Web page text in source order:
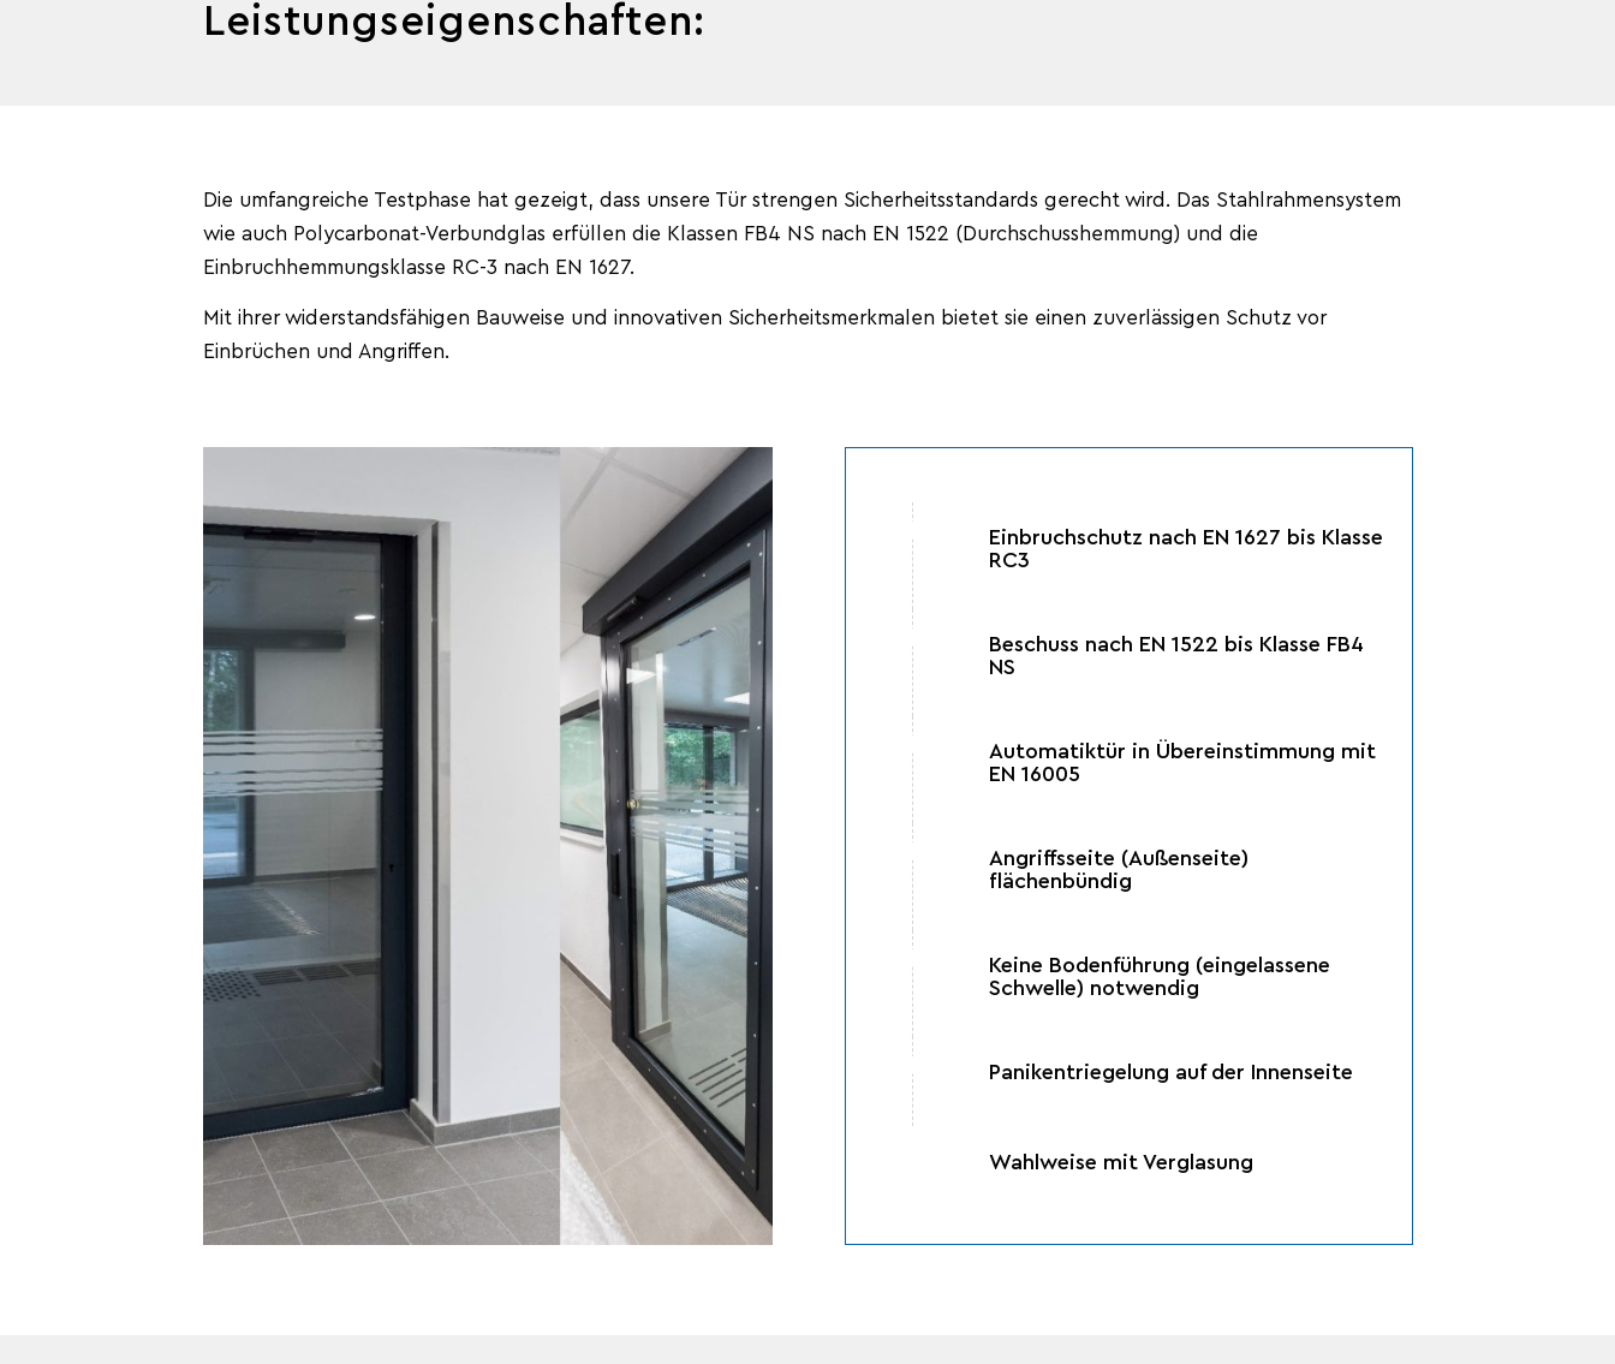
Leistungseigenschaften:
Die umfangreiche Testphase hat gezeigt, dass unsere Tür strengen Sicherheitsstandards gerecht wird. Das Stahlrahmensystem
wie auch Polycarbonat-Verbundglas erfüllen die Klassen FB4 NS nach EN 1522 (Durchschusshemmung) und die
Einbruchhemmungsklasse RC-3 nach EN 1627.
Mit ihrer widerstandsfähigen Bauweise und innovativen Sicherheitsmerkmalen bietet sie einen zuverlässigen Schutz vor
Einbrüchen und Angriffen.
Einbruchschutz nach EN 1627 bis Klasse
RC3
Beschuss nach EN 1522 bis Klasse FB4
NS
Automatiktür in Übereinstimmung mit
EN 16005
Angriffsseite (Außenseite)
flächenbündig
Keine Bodenführung (eingelassene
Schwelle) notwendig
Panikentriegelung auf der Innenseite
Wahlweise mit Verglasung